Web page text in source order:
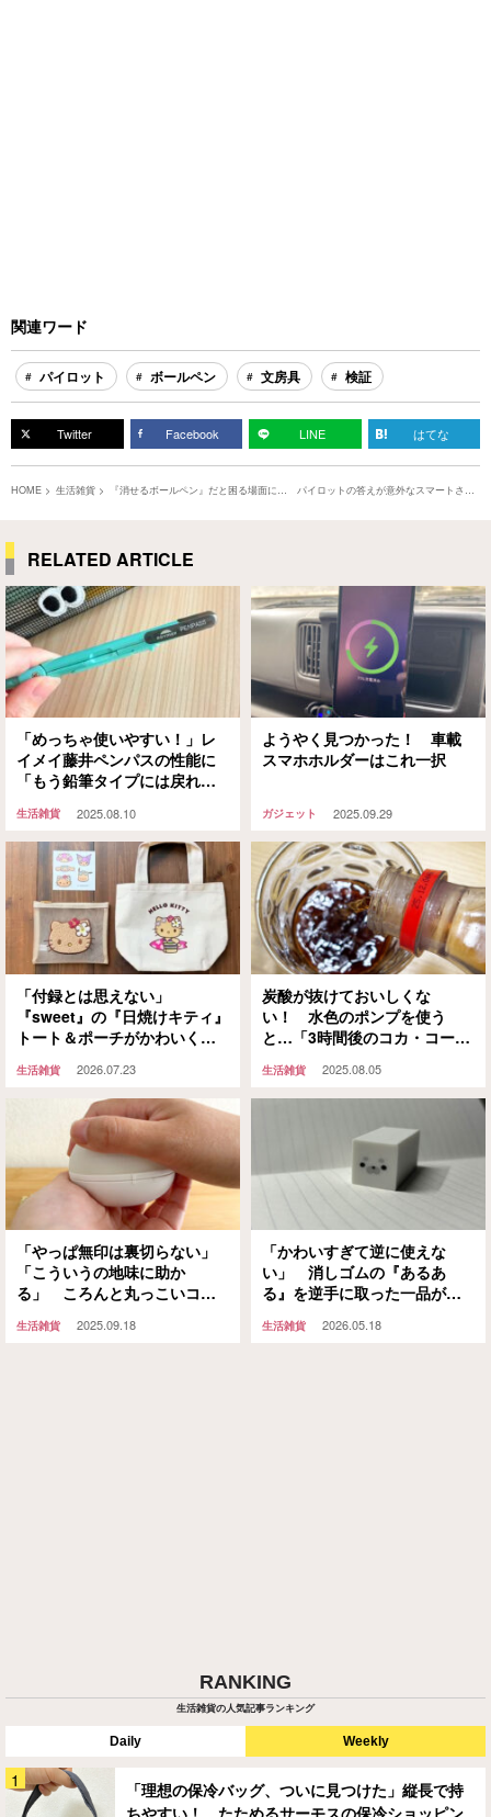
関連ワード
パイロット ボールペン 文房具 検証
Twitter Facebook LINE はてな
HOME 生活雑貨
『消せるボールペン』だと困る場面に… パイロットの答えが意外なスマートさで
RELATED ARTICLE
「めっちゃ使いやすい！」レ
イメイ藤井ペンパスの性能に
「もう鉛筆タイプには戻れな
生活雑貨 2025.08.10
ようやく見つかった！ 車載
スマホホルダーはこれ一択
ガジェット 2025.09.29
「付録とは思えない」
『sweet』の『日焼けキティ』
トート＆ポーチがかわいくて
生活雑貨 2026.07.23
炭酸が抜けておいしくな
い！ 水色のポンプを使う
と…「3時間後のコカ・コーラ
よかった」
生活雑貨 2025.08.05
「やっぱ無印は裏切らない」
「こういうの地味に助か
る」 ころんと丸っこいコ
生活雑貨 2025.09.18
「かわいすぎて逆に使えな
い」 消しゴムの『あるあ
る』を逆手に取った一品がこ
生活雑貨 2026.05.18
RANKING
生活雑貨の人気記事ランキング
Daily Weekly
「理想の保冷バッグ、ついに見つけた」縦長で持